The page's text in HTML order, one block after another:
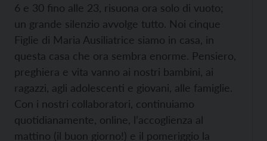
6 e 30 fino alle 23, risuona ora solo di vuoto;
un grande silenzio avvolge tutto. Noi cinque
Figlie di Maria Ausiliatrice siamo in casa, in
questa casa che ora sembra enorme. Pensiero,
preghiera e vita vanno ai nostri bambini, ai
ragazzi, agli adolescenti e giovani, alle famiglie.
Con i nostri collaboratori, continuiamo
quotidianamente, online, l’accoglienza al
mattino (il buon giorno!) e il pomeriggio la